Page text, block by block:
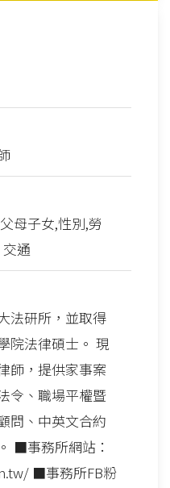
母子女,性別,勞
通
法研所，並取得
院法律碩士。 現
師，提供家事案
令、職場平權暨
問、中英文合約
■事務所網站：
■事務所FB粉